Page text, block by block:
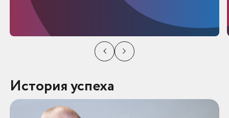
История успеха